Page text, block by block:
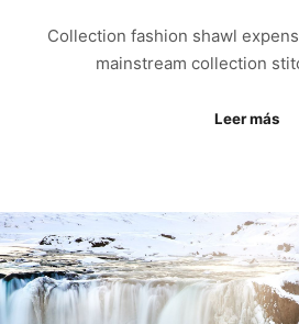
Collection fashion shawl
mainstream collection
Leer más